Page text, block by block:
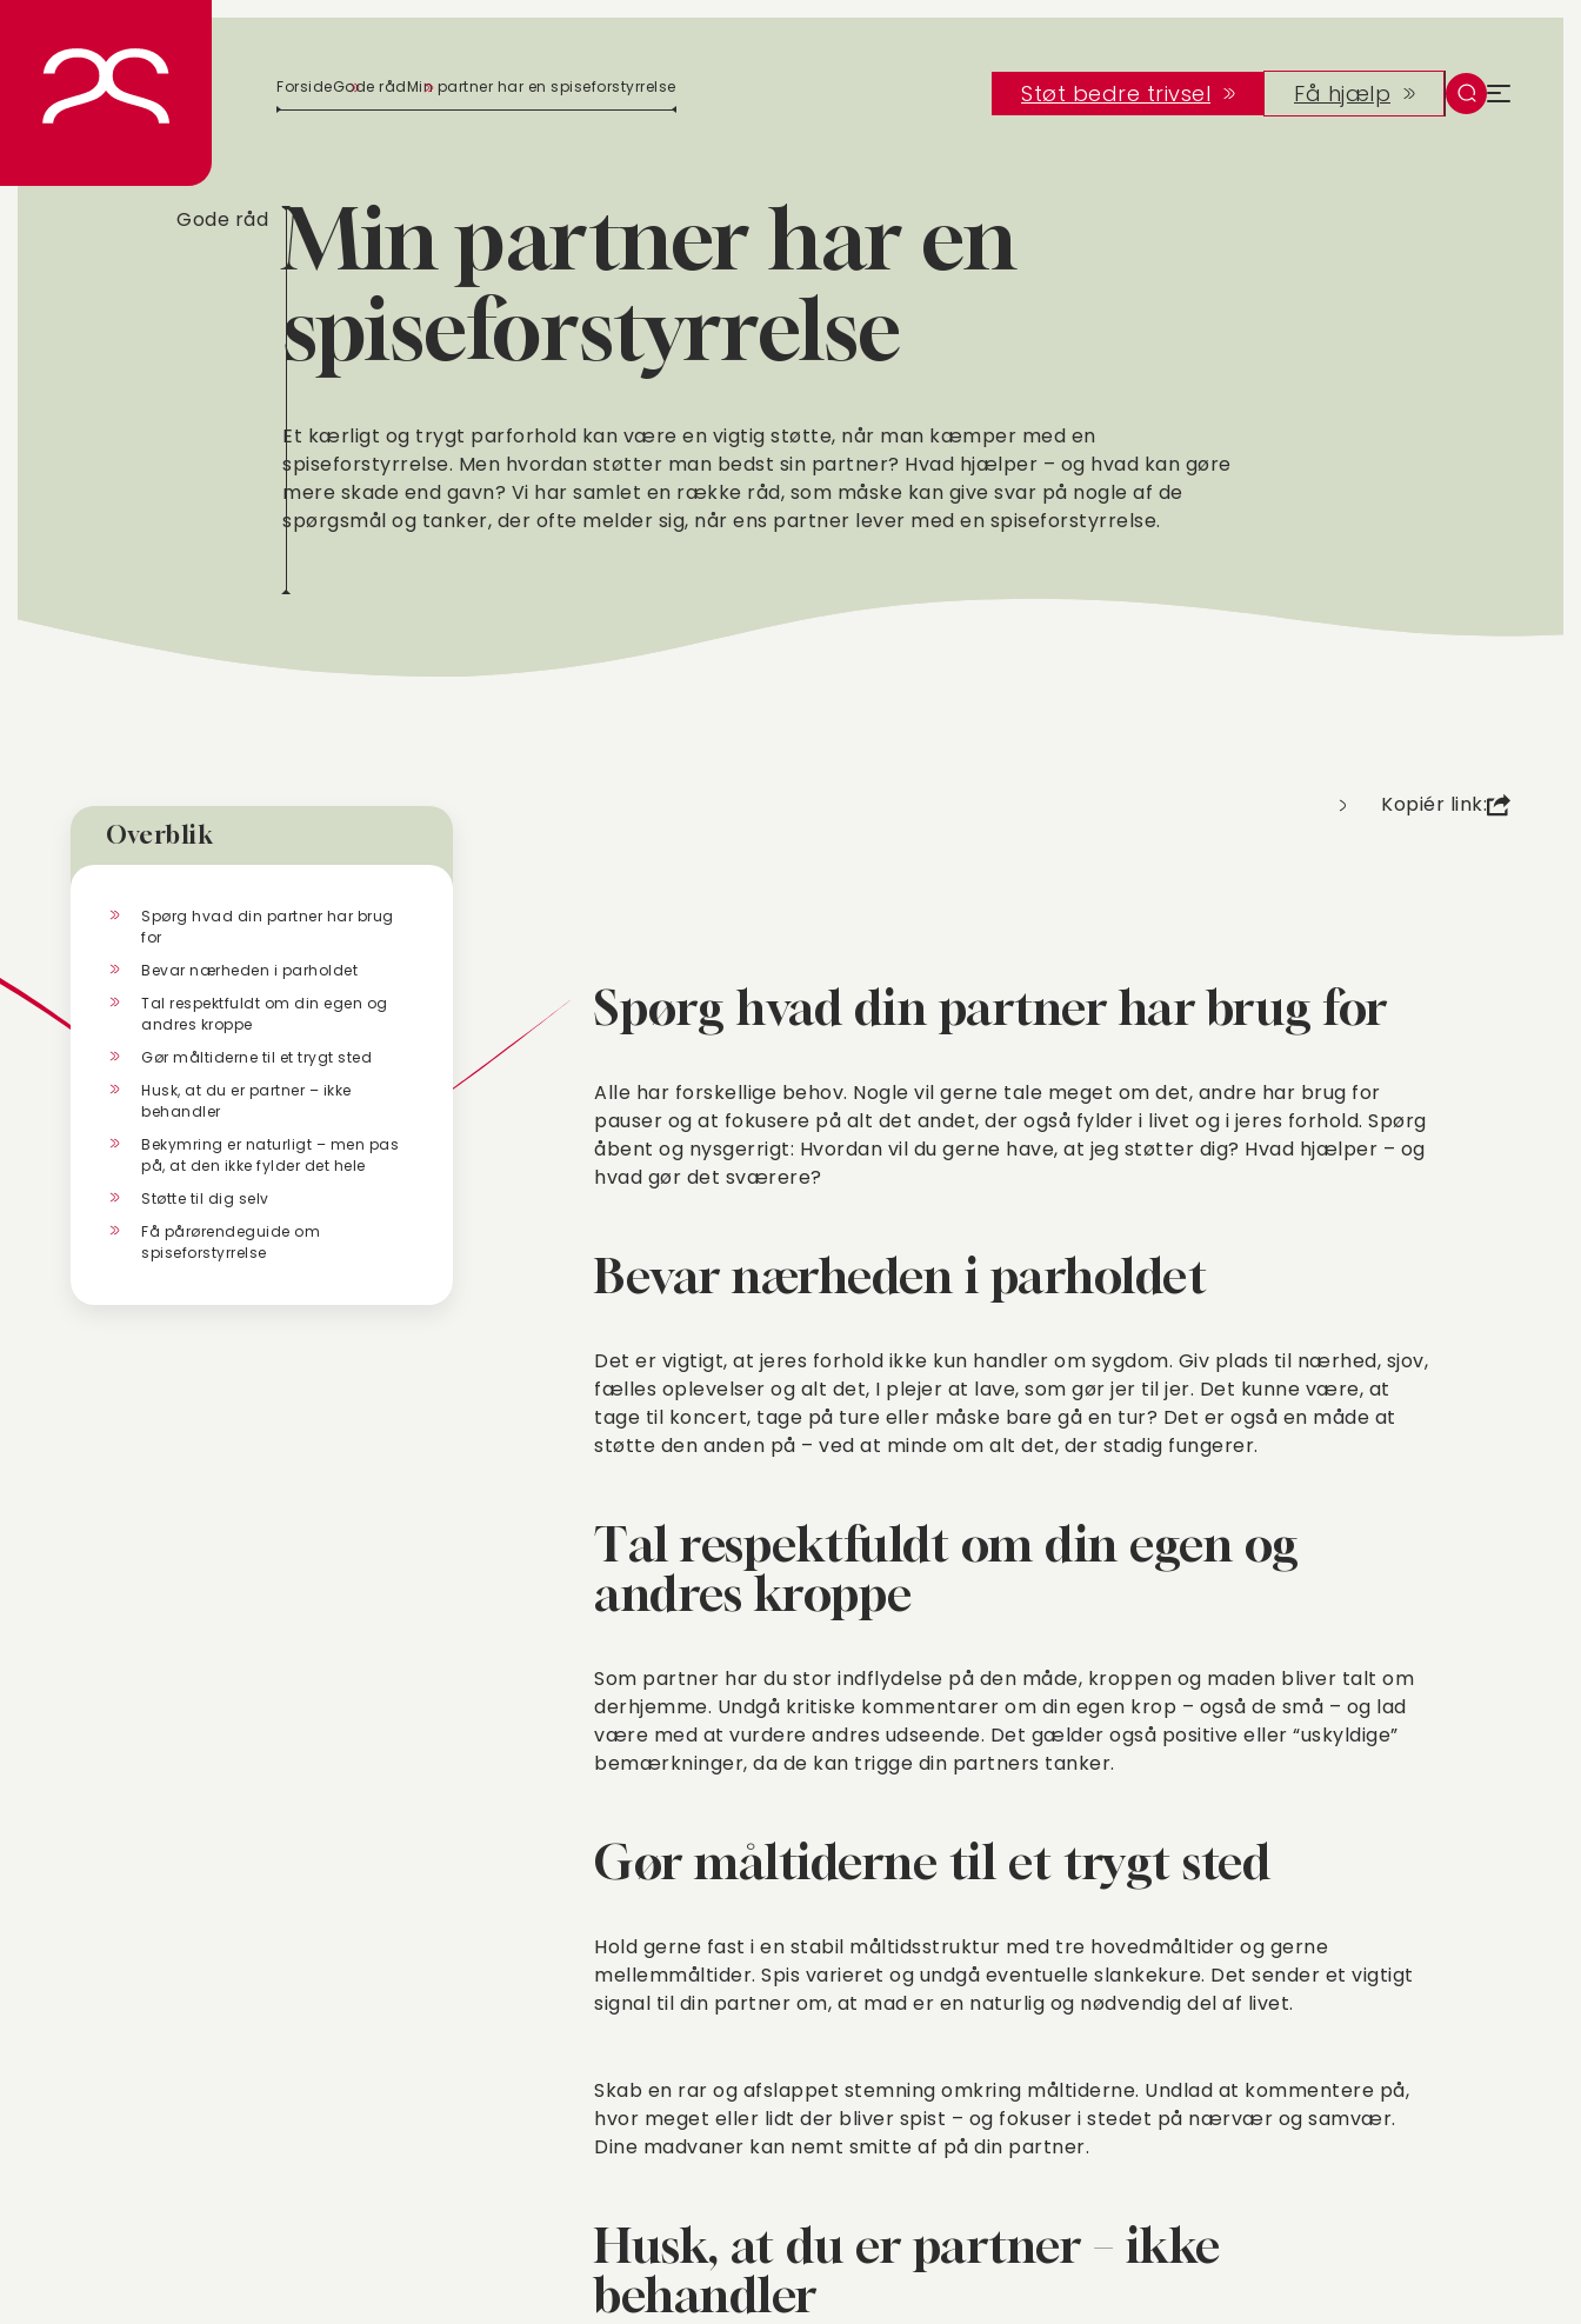
indhold
ForsideGode rådMin partner har en spiseforstyrrelse Støt bedre trivsel Få hjælp
Min partner har en
spiseforstyrrelse
Et kærligt og trygt parforhold kan være en vigtig støtte, når man kæmper med en
spiseforstyrrelse. Men hvordan støtter man bedst sin partner? Hvad hjælper – og hvad kan gøre
mere skade end gavn? Vi har samlet en række råd, som måske kan give svar på nogle af de
spørgsmål og tanker, der ofte melder sig, når ens partner lever med en spiseforstyrrelse.
Gode råd
Overblik
Spørg hvad din partner har brug
for
Bevar nærheden i parholdet
Tal respektfuldt om din egen og
andres kroppe
Gør måltiderne til et trygt sted
Husk, at du er partner – ikke
behandler
Bekymring er naturligt – men pas
på, at den ikke fylder det hele
Støtte til dig selv
Få pårørendeguide om
spiseforstyrrelse
Kopiér link:
Spørg hvad din partner har brug for
Alle har forskellige behov. Nogle vil gerne tale meget om det, andre har brug for
pauser og at fokusere på alt det andet, der også fylder i livet og i jeres forhold. Spørg
åbent og nysgerrigt: Hvordan vil du gerne have, at jeg støtter dig? Hvad hjælper – og
hvad gør det sværere?
Bevar nærheden i parholdet
Det er vigtigt, at jeres forhold ikke kun handler om sygdom. Giv plads til nærhed, sjov,
fælles oplevelser og alt det, I plejer at lave, som gør jer til jer. Det kunne være, at
tage til koncert, tage på ture eller måske bare gå en tur? Det er også en måde at
støtte den anden på – ved at minde om alt det, der stadig fungerer.
Tal respektfuldt om din egen og
andres kroppe
Som partner har du stor indflydelse på den måde, kroppen og maden bliver talt om
derhjemme. Undgå kritiske kommentarer om din egen krop – også de små – og lad
være med at vurdere andres udseende. Det gælder også positive eller “uskyldige”
bemærkninger, da de kan trigge din partners tanker.
Gør måltiderne til et trygt sted
Hold gerne fast i en stabil måltidsstruktur med tre hovedmåltider og gerne
mellemmåltider. Spis varieret og undgå eventuelle slankekure. Det sender et vigtigt
signal til din partner om, at mad er en naturlig og nødvendig del af livet.
Skab en rar og afslappet stemning omkring måltiderne. Undlad at kommentere på,
hvor meget eller lidt der bliver spist – og fokuser i stedet på nærvær og samvær.
Dine madvaner kan nemt smitte af på din partner.
Husk, at du er partner – ikke
behandler